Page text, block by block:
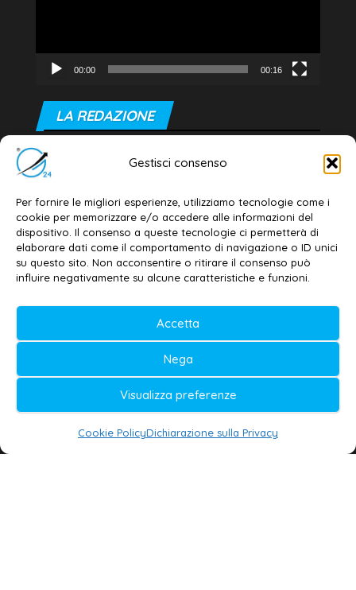
Gestisci consenso
Per fornire le migliori esperienze, utilizziamo tecnologie come i
cookie per memorizzare e/o accedere alle informazioni del
dispositivo. Il consenso a queste tecnologie ci permetterà di
elaborare dati come il comportamento di navigazione o ID unici
su questo sito. Non acconsentire o ritirare il consenso può
influire negativamente su alcune caratteristiche e funzioni.
Accetta
Nega
Visualizza preferenze
Cookie PolicyDichiarazione sulla Privacy
00:00 00:16
LA REDAZIONE
Editore e direttore responsabile:
Dott. Daniele G. Masciullo
Email: redazione@galatina24.it
Contatti –Disclaimer
Privacy policy –Cookie policy
Testata iscritta al n. 11/2020 Registro della
Stampa Tribunale di Lecce
Editore e direttore responsabile:
Daniele G. Masciullo